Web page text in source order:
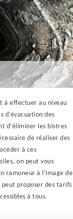
à effectuer au niveau
d'évacuation des
d'éliminer les bistres
de réaliser des
à ces
on peut vous
ramoneur à l'image de
peut proposer des tarifs
à tous.